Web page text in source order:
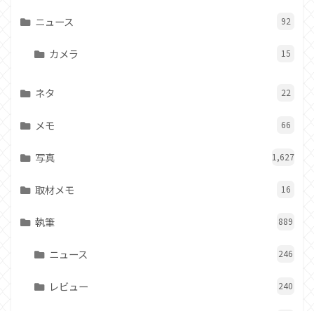
ニュース 92
カメラ 15
ネタ 22
メモ 66
写真 1,627
取材メモ 16
執筆 889
ニュース 246
レビュー 240